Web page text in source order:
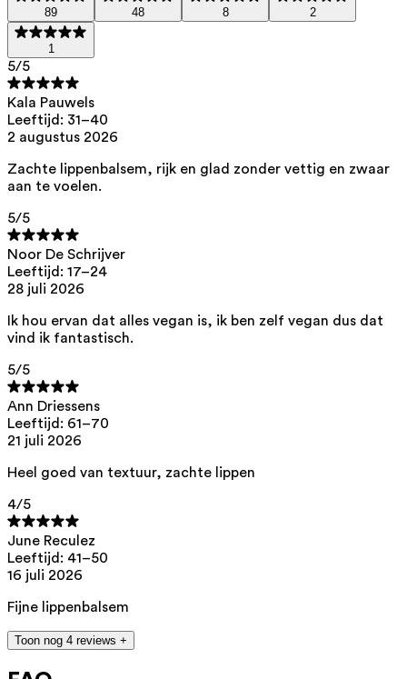
Dit product bevat 0% parfum.
caprylic/capric triglyceride, hydrogenated coconut oil, octyldodecanol,
candellila cera, cera alba, butyrospermum parkii butter, copernicia
Onze ingrediënten worden met uiterste zorg geselecteerd en zijn veilig
voor de gevoelige huid, hypoallergeen, niet-comedogeen en bevatten
Bovendien zijn ze vrij van hormoonverstorende*, carcinogene,
We kiezen voor ingrediënten van natuurlijke oorsprong met bewezen
effectiviteit die snel biologisch afbreekbaar zijn.
**C(ancerogenic)M(utagenic)R(eprotoxic) list. European Chemicals
Agency (ECHA).https://echa.europa.eu/nl/substances-restricted-under-
89 48 8 2
1
5/5
Kala Pauwels
Leeftijd: 31–40
2 augustus 2026
Zachte lippenbalsem, rijk en glad zonder vettig en zwaar
aan te voelen.
5/5
Noor De Schrijver
Leeftijd: 17–24
28 juli 2026
Ik hou ervan dat alles vegan is, ik ben zelf vegan dus dat
vind ik fantastisch.
5/5
Ann Driessens
Leeftijd: 61–70
21 juli 2026
Heel goed van textuur, zachte lippen
4/5
June Reculez
Leeftijd: 41–50
16 juli 2026
Fijne lippenbalsem
Toon nog 4 reviews +